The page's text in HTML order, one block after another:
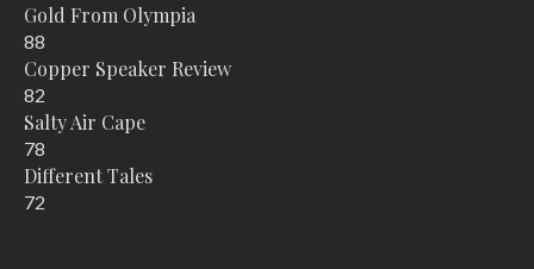
Gold From Olympia
88
Copper Speaker Review
82
Salty Air Cape
78
Different Tales
72